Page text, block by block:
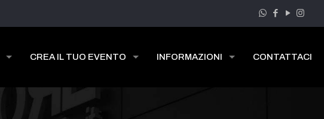
CREA IL TUO EVENTO INFORMAZIONI CONTATTACI